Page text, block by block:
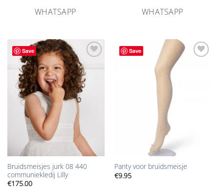
WHATSAPP
WHATSAPP
Save
Aan
verlanglijst
toevoegen
Bruidsmeisjes jurk 08 440
communiekledij Lilly
€175.00
Save
Panty voor bruidsmeisje
€9.95